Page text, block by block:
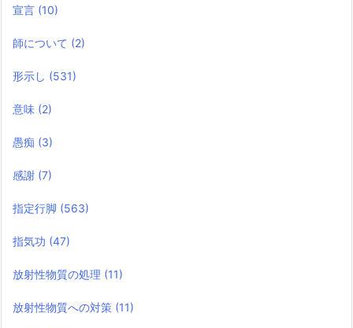
宣言 (10)
師について (2)
形示し (531)
意味 (2)
愚痴 (3)
感謝 (7)
指定行脚 (563)
指気功 (47)
放射性物質の処理 (11)
放射性物質への対策 (11)